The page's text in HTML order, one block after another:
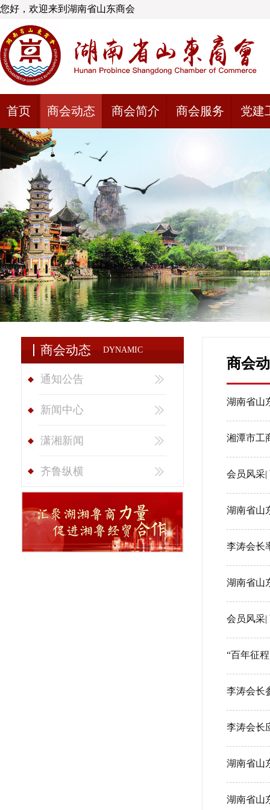
您好，欢迎来到湖南省山东商会
首页 商会动态 商会简介 商会服务 党建
商会动态 DYNAMIC
通知公告
新闻中心
潇湘新闻
齐鲁纵横
商会
湖南省山
湘潭市工
会员风采|
湖南省山
李涛会长
湖南省山
会员风采|
“百年征
李涛会长
李涛会长
湖南省山
湖南省山